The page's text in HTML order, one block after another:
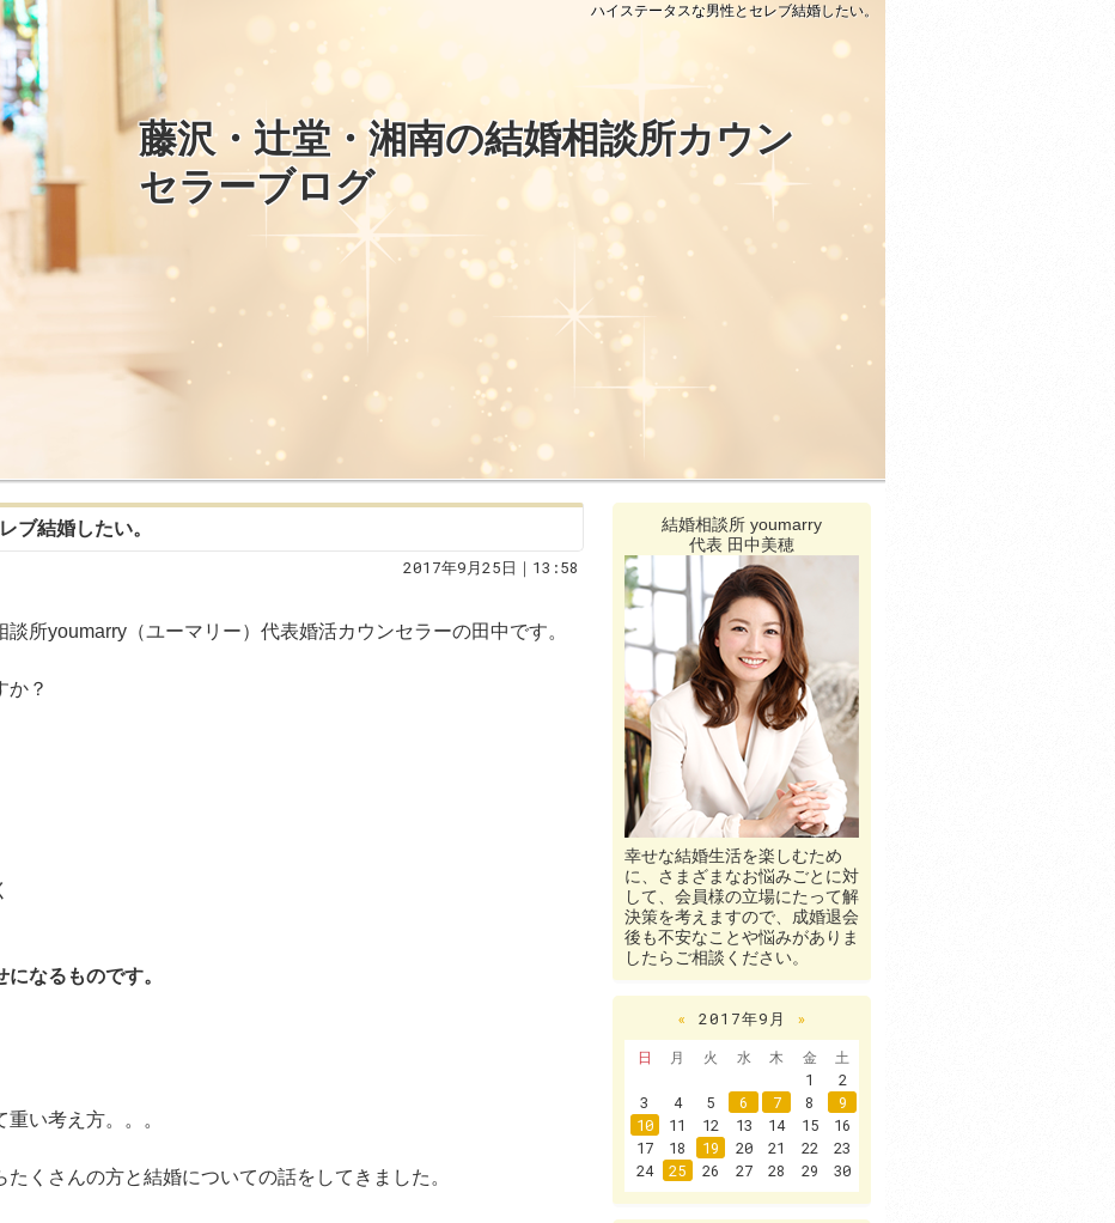
ハイステータスな男性とセレブ結婚したい。
藤沢・辻堂・湘南の結婚相談所カウン
セラーブログ
ブ結婚したい。
2017年9月25日｜13:58
所youmarry（ユーマリー）代表婚活カウンセラーの田中です。
か？
なるものです。
い考え方。。。
くさんの方と結婚についての話をしてきました。
結婚相談所 youmarry
代表 田中美穂
幸せな結婚生活を楽しむため
に、さまざまなお悩みごとに対
して、会員様の立場にたって解
決策を考えますので、成婚退会
後も不安なことや悩みがありま
したらご相談ください。
« 2017年9月
»
日
月 火 水 木 金
土
1
2
3
4 5 6 7 8
9
10
11 12 13 14 15
16
17
18 19 20 21 22
23
24
25 26 27 28 29 30